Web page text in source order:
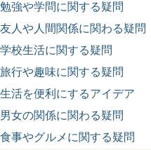
勉強や学問に関する疑問
友人や人間関係に関わる疑問
学校生活に関する疑問
旅行や趣味に関する疑問
生活を便利にするアイデア
男女の関係に関わる疑問
食事やグルメに関する疑問